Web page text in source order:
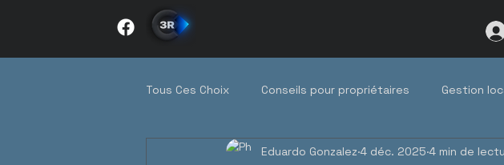
Tous Ces Choix Conseils pour propriétaires Gestion
Tendances du marché québécois Réglementation
Eduardo Gonzalez 4 déc. 2025 4 min de